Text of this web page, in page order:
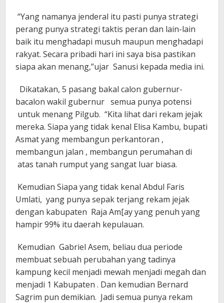
“Yang namanya jenderal itu pasti punya strategi
perang punya strategi taktis peran dan lain-lain
baik itu menghadapi musuh maupun menghadapi
rakyat. Secara pribadi hari ini saya bisa pastikan
siapa akan menang,”ujar Sanusi kepada media ini.
Dikatakan, 5 pasang bakal calon gubernur-
bacalon wakil gubernur semua punya potensi
untuk menang Pilgub. “Kita lihat dari rekam jejak
mereka. Siapa yang tidak kenal Elisa Kambu, bupati
Asmat yang membangun perkantoran ,
membangun jalan , membangun perumahan di
atas tanah rumput yang sangat luar biasa.
Kemudian Siapa yang tidak kenal Abdul Faris
Umlati, yang punya sepak terjang rekam jejak
dengan kabupaten Raja Am[ay yang penuh yang
hampir 99% itu daerah kepulauan.
Kemudian Gabriel Asem, beliau dua periode
membuat sebuah perubahan yang tadinya
kampung kecil menjadi mewah menjadi megah dan
menjadi 1 Kabupaten . Dan kemudian Bernard
Sagrim pun demikian. Jadi semua punya rekam